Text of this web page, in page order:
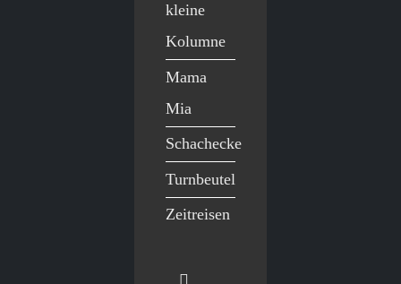
kleine
Kolumne
Mama
Mia
Schachecke
Turnbeutel
Zeitreisen